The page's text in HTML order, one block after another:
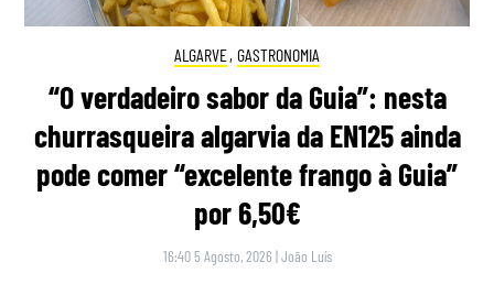
ALGARVE, GASTRONOMIA
“O verdadeiro sabor da Guia”: nesta
churrasqueira algarvia da EN125 ainda
pode comer “excelente frango à Guia”
por 6,50€
16:40 5 Agosto, 2026 |João Luís